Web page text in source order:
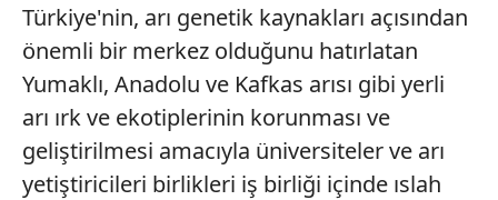
Türkiye'nin, arı genetik kaynakları açısından
önemli bir merkez olduğunu hatırlatan
Yumaklı, Anadolu ve Kafkas arısı gibi yerli
arı ırk ve ekotiplerinin korunması ve
geliştirilmesi amacıyla üniversiteler ve arı
yetiştiricileri birlikleri iş birliği içinde ıslah